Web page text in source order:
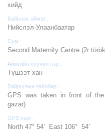
хийд
Байрлах аймаг :
Нийслэл-Улаанбаатар
Сум :
Second Maternity Centre (2r
Аймгийн хуучин нэр :
Түшээт хан
Байршлын тайлбар :
GPS was taken in front of the
gazar)
GPS хаяг :
North 47° 54’ East 106° 54’